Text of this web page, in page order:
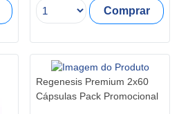
Comprar
Regenesis Premium 2x60
Cápsulas Pack Promocional